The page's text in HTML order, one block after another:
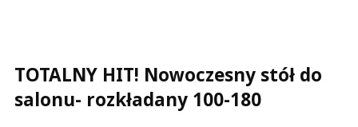
TOTALNY HIT! Nowoczesny stół do
salonu- rozkładany 100-180